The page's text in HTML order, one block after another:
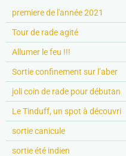
premiere de l'année 2021
Tour de rade agité
Allumer le feu !!!
Sortie confinement sur l’aber
joli coin de rade pour débutan
Le Tinduff, un spot à découvri
sortie canicule
sortie été indien